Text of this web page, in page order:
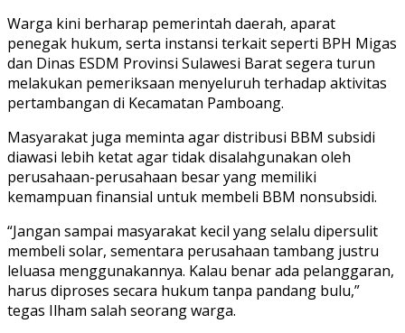
Warga kini berharap pemerintah daerah, aparat
penegak hukum, serta instansi terkait seperti BPH Migas
dan Dinas ESDM Provinsi Sulawesi Barat segera turun
melakukan pemeriksaan menyeluruh terhadap aktivitas
pertambangan di Kecamatan Pamboang.
Masyarakat juga meminta agar distribusi BBM subsidi
diawasi lebih ketat agar tidak disalahgunakan oleh
perusahaan-perusahaan besar yang memiliki
kemampuan finansial untuk membeli BBM nonsubsidi.
“Jangan sampai masyarakat kecil yang selalu dipersulit
membeli solar, sementara perusahaan tambang justru
leluasa menggunakannya. Kalau benar ada pelanggaran,
harus diproses secara hukum tanpa pandang bulu,”
tegas Ilham salah seorang warga.